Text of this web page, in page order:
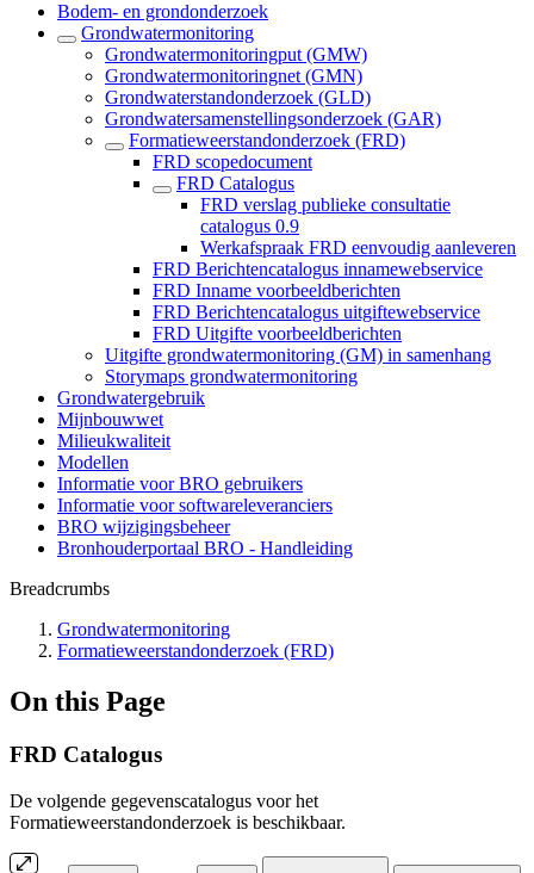
Bodem- en grondonderzoek
Grondwatermonitoring
Grondwatermonitoringput (GMW)
Grondwatermonitoringnet (GMN)
Grondwaterstandonderzoek (GLD)
Grondwatersamenstellingsonderzoek (GAR)
Formatieweerstandonderzoek (FRD)
FRD scopedocument
FRD Catalogus
FRD verslag publieke consultatie
catalogus 0.9
Werkafspraak FRD eenvoudig aanleveren
FRD Berichtencatalogus innamewebservice
FRD Inname voorbeeldberichten
FRD Berichtencatalogus uitgiftewebservice
FRD Uitgifte voorbeeldberichten
Uitgifte grondwatermonitoring (GM) in samenhang
Storymaps grondwatermonitoring
Grondwatergebruik
Mijnbouwwet
Milieukwaliteit
Modellen
Informatie voor BRO gebruikers
Informatie voor softwareleveranciers
BRO wijzigingsbeheer
Bronhouderportaal BRO - Handleiding
Breadcrumbs
Grondwatermonitoring
Formatieweerstandonderzoek (FRD)
On this Page
FRD Catalogus
De volgende gegevenscatalogus voor het
Formatieweerstandonderzoek is beschikbaar.